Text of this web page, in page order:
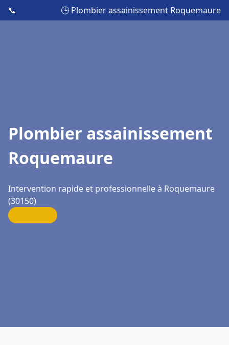
📞 🕒 Plombier assainissement Roquemaure
Plombier assainissement
Roquemaure
Intervention rapide et professionnelle à Roquemaure
(30150)